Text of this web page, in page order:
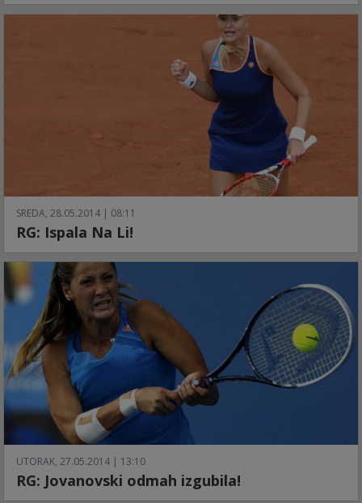
SREDA, 28.05.2014 | 08:11
RG: Ispala Na Li!
UTORAK, 27.05.2014 | 13:10
RG: Jovanovski odmah izgubila!